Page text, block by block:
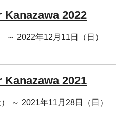
Kanazawa 2022
～ 2022年12月11日（日）
Kanazawa 2021
～ 2021年11月28日（日）